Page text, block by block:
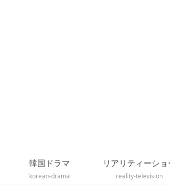
韓国ドラマ
korean-drama
リアリティーショ
reality-television